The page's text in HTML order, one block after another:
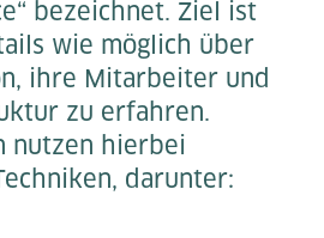
bezeichnet. Ziel ist
wie möglich über
ihre Mitarbeiter und
zu erfahren.
nutzen hierbei
darunter: